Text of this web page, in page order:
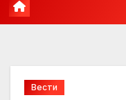
Вести